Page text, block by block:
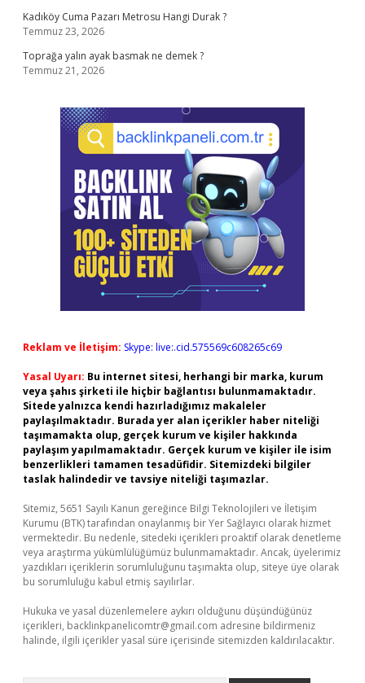
Kadıköy Cuma Pazarı Metrosu Hangi Durak ?
Temmuz 23, 2026
Toprağa yalın ayak basmak ne demek ?
Temmuz 21, 2026
Reklam ve İletişim: Skype: live:.cid.575569c608265c69
Yasal Uyarı: Bu internet sitesi, herhangi bir marka, kurum
veya şahıs şirketi ile hiçbir bağlantısı bulunmamaktadır.
Sitede yalnızca kendi hazırladığımız makaleler
paylaşılmaktadır. Burada yer alan içerikler haber niteliği
taşımamakta olup, gerçek kurum ve kişiler hakkında
paylaşım yapılmamaktadır. Gerçek kurum ve kişiler ile isim
benzerlikleri tamamen tesadüfidir. Sitemizdeki bilgiler
taslak halindedir ve tavsiye niteliği taşımazlar.
Sitemiz, 5651 Sayılı Kanun gereğince Bilgi Teknolojileri ve İletişim
Kurumu (BTK) tarafından onaylanmış bir Yer Sağlayıcı olarak hizmet
vermektedir. Bu nedenle, sitedeki içerikleri proaktif olarak denetleme
veya araştırma yükümlülüğümüz bulunmamaktadır. Ancak, üyelerimiz
yazdıkları içeriklerin sorumluluğunu taşımakta olup, siteye üye olarak
bu sorumluluğu kabul etmiş sayılırlar.
Hukuka ve yasal düzenlemelere aykırı olduğunu düşündüğünüz
içerikleri, backlinkpanelicomtr@gmail.com adresine bildirmeniz
halinde, ilgili içerikler yasal süre içerisinde sitemizden kaldırılacaktır.